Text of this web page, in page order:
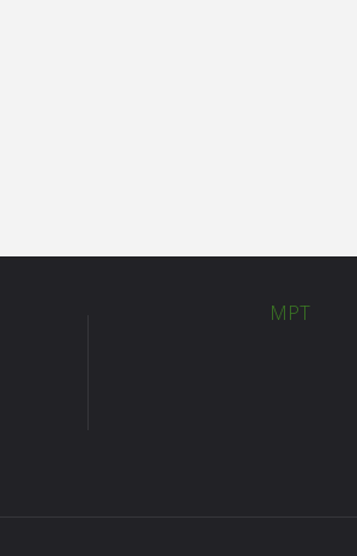
МРТ